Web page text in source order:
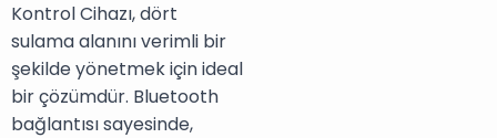
Kontrol Cihazı, dört
sulama alanını verimli bir
şekilde yönetmek için ideal
bir çözümdür. Bluetooth
bağlantısı sayesinde,